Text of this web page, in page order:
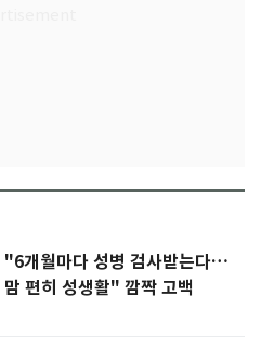
"6개월마다 성병 검사받는다…
맘 편히 성생활" 깜짝 고백